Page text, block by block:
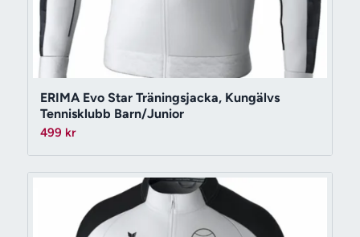
ERIMA Evo Star Träningsjacka, Kungälvs
Tennisklubb Barn/Junior
499 kr